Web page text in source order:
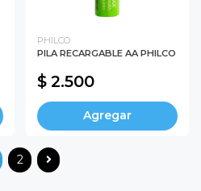
PHILCO
PILA RECARGABLE AA PHILCO
$ 2.500
Agregar
2